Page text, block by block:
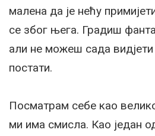
малена да је нећу
се због њега. Градиш
али не можеш сада
постати.
Посматрам себе као
ми има смисла. Као један